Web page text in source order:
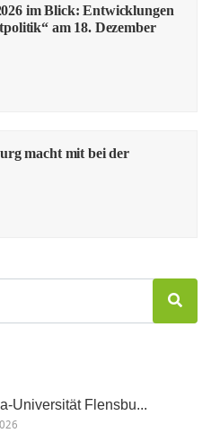
im Blick: Entwicklungen
am 18. Dezember
macht mit bei der
Universität Flensbu...